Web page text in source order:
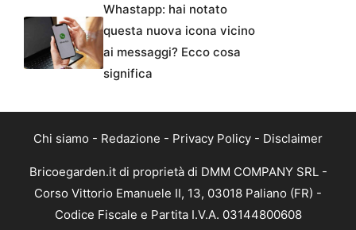
Whastapp: hai notato
questa nuova icona vicino
ai messaggi? Ecco cosa
significa
Chi siamo - Redazione - Privacy Policy - Disclaimer
Bricoegarden.it di proprietà di DMM COMPANY SRL -
Corso Vittorio Emanuele II, 13, 03018 Paliano (FR) -
Codice Fiscale e Partita I.V.A. 03144800608